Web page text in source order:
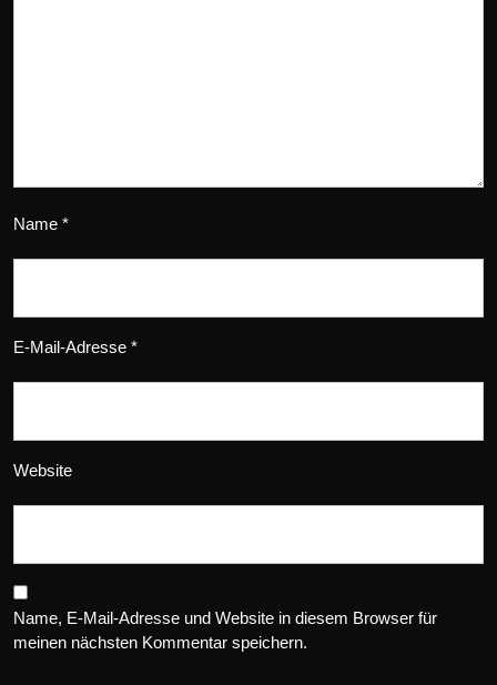
Name *
E-Mail-Adresse *
Website
Name, E-Mail-Adresse und Website in diesem Browser für
meinen nächsten Kommentar speichern.